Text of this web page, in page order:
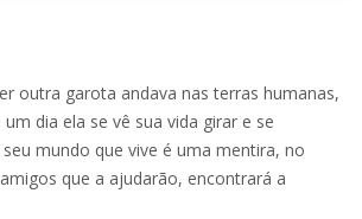
outra garota andava nas terras humanas,
dia ela se vê sua vida girar e se
mundo que vive é uma mentira, no
que a ajudarão, encontrará a